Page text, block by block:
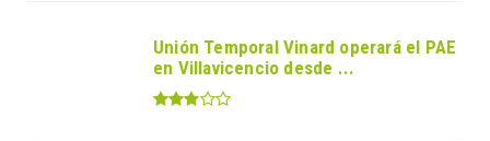
Unión Temporal Vinard operará el PAE
en Villavicencio desde ...